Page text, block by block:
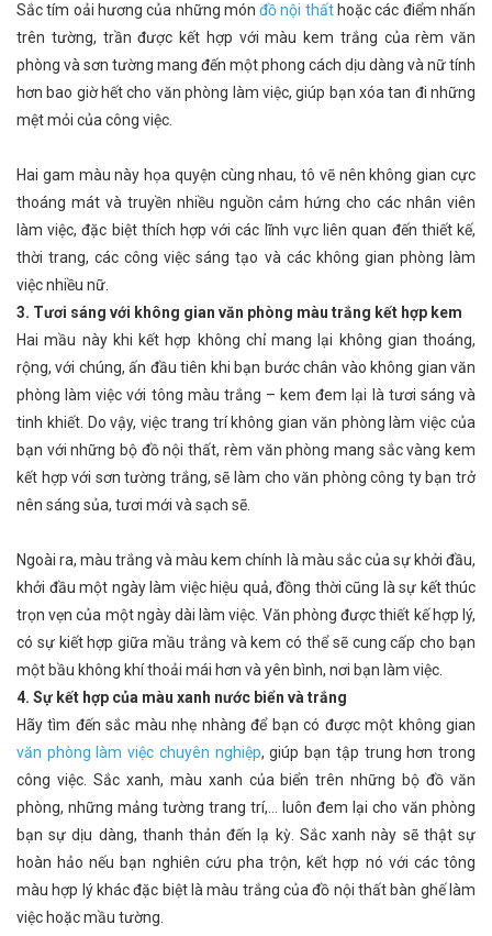
Sắc tím oải hương của những mónđồ nội thấthoặc các điểm nhấn
trên tường, trần được kết hợp với màu kem trắng của rèm văn
phòng và sơn tường mang đến một phong cách dịu dàng và nữ tính
hơn bao giờ hết cho văn phòng làm việc, giúp bạn xóa tan đi những
mệt mỏi của công việc.
Hai gam màu này họa quyện cùng nhau, tô vẽ nên không gian cực
thoáng mát và truyền nhiều nguồn cảm hứng cho các nhân viên
làm việc, đặc biệt thích hợp với các lĩnh vực liên quan đến thiết kế,
thời trang, các công việc sáng tạo và các không gian phòng làm
việc nhiều nữ.
3. Tươi sáng với không gian văn phòng màu trắng kết hợp kem
Hai mầu này khi kết hợp không chỉ mang lại không gian thoáng,
rộng, với chúng, ấn đầu tiên khi bạn bước chân vào không gian văn
phòng làm việc với tông màu trắng – kem đem lại là tươi sáng và
tinh khiết. Do vậy, việc trang trí không gian văn phòng làm việc của
bạn với những bộ đồ nội thất, rèm văn phòng mang sắc vàng kem
kết hợp với sơn tường trắng, sẽ làm cho văn phòng công ty bạn trở
nên sáng sủa, tươi mới và sạch sẽ.
Ngoài ra, màu trắng và màu kem chính là màu sắc của sự khởi đầu,
khởi đầu một ngày làm việc hiệu quả, đồng thời cũng là sự kết thúc
trọn vẹn của một ngày dài làm việc. Văn phòng được thiết kế hợp lý,
có sự kiết hợp giữa mầu trắng và kem có thể sẽ cung cấp cho bạn
một bầu không khí thoải mái hơn và yên bình, nơi bạn làm việc.
4. Sự kết hợp của màu xanh nước biển và trắng
Hãy tìm đến sắc màu nhẹ nhàng để bạn có được một không gian
văn phòng làm việc chuyên nghiệp, giúp bạn tập trung hơn trong
công việc. Sắc xanh, màu xanh của biển trên những bộ đồ văn
phòng, những mảng tường trang trí,... luôn đem lại cho văn phòng
bạn sự dịu dàng, thanh thản đến lạ kỳ. Sắc xanh này sẽ thật sự
hoàn hảo nếu bạn nghiên cứu pha trộn, kết hợp nó với các tông
màu hợp lý khác đặc biệt là màu trắng của đồ nội thất bàn ghế làm
việc hoặc mầu tường.